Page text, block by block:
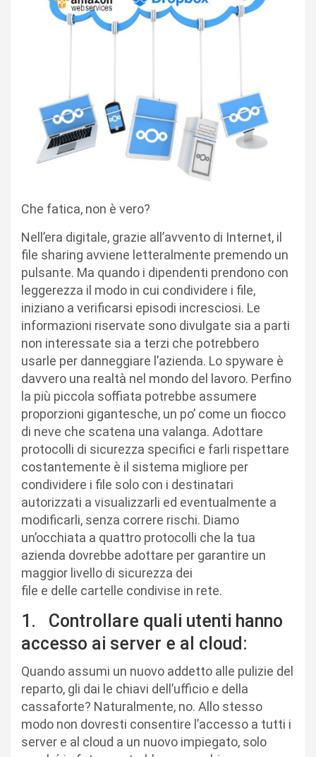
Che fatica, non è vero?
Nell’era digitale, grazie all’avvento di Internet, il
file sharing avviene letteralmente premendo un
pulsante. Ma quando i dipendenti prendono con
leggerezza il modo in cui condividere i file,
iniziano a verificarsi episodi incresciosi. Le
informazioni riservate sono divulgate sia a parti
non interessate sia a terzi che potrebbero
usarle per danneggiare l’azienda. Lo spyware è
davvero una realtà nel mondo del lavoro. Perfino
la più piccola soffiata potrebbe assumere
proporzioni gigantesche, un po’ come un fiocco
di neve che scatena una valanga. Adottare
protocolli di sicurezza specifici e farli rispettare
costantemente è il sistema migliore per
condividere i file solo con i destinatari
autorizzati a visualizzarli ed eventualmente a
modificarli, senza correre rischi. Diamo
un’occhiata a quattro protocolli che la tua
azienda dovrebbe adottare per garantire un
maggior livello di sicurezza dei
file e delle cartelle condivise in rete.
1. Controllare quali utenti hanno
accesso ai server e al cloud:
Quando assumi un nuovo addetto alle pulizie del
reparto, gli dai le chiavi dell’ufficio e della
cassaforte? Naturalmente, no. Allo stesso
modo non dovresti consentire l’accesso a tutti i
server e al cloud a un nuovo impiegato, solo